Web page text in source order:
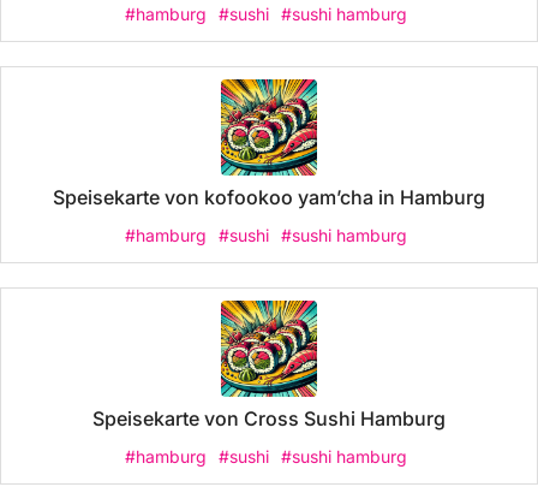
#hamburg #sushi #sushi hamburg
Speisekarte von kofookoo yam’cha in Hamburg
#hamburg #sushi #sushi hamburg
Speisekarte von Cross Sushi Hamburg
#hamburg #sushi #sushi hamburg